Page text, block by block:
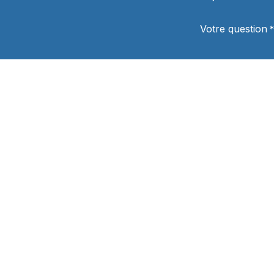
Votre question *